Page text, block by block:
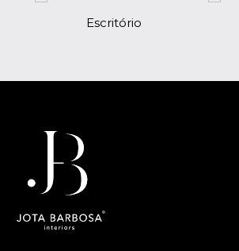
Escritório